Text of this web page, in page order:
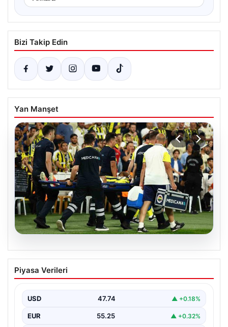
Bizi Takip Edin
Yan Manşet
05.08.2026
Fenerbahçe’de Sturm Graz maçında
Oosterwolde’den kahreden haber!
Piyasa Verileri
USD 47.74 ▲ +0.18%
EUR 55.25 ▲ +0.32%